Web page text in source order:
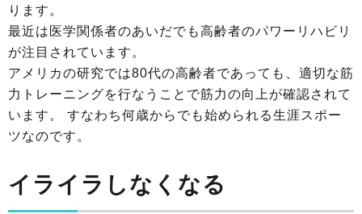
ります。
最近は医学関係者のあいだでも高齢者のパワーリハビリ
が注目されています。
アメリカの研究では80代の高齢者であっても、適切な筋
力トレーニングを行なうことで筋力の向上が確認されて
います。 すなわち何歳からでも始められる生涯スポー
ツなのです。
イライラしなくなる